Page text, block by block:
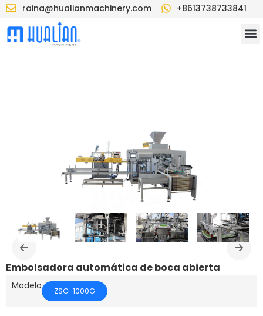
raina@hualianmachinery.com +8613738733841
Embolsadora automática de boca abierta
Modelo ZSG-1000G